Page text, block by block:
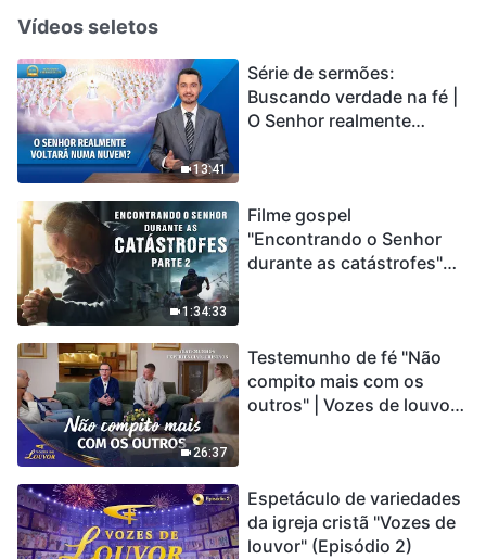
Vídeos seletos
13:41
Série de sermões:
Buscando verdade na fé |
O Senhor realmente
1:34:33
Filme gospel
"Encontrando o Senhor
durante as catástrofes"
catástrofes ccontecem, a
humanidade está
entrando em contagem
26:37
Testemunho de fé "Não
compito mais com os
outros" | Vozes de louvor
Espetáculo de variedades
da igreja cristã "Vozes de
louvor" (Episódio 2)